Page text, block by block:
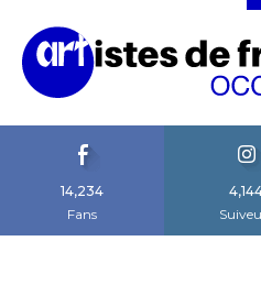
14,234
Fans